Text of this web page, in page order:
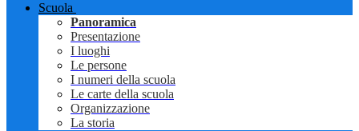
Scuola
Panoramica
Presentazione
I luoghi
Le persone
I numeri della scuola
Le carte della scuola
Organizzazione
La storia